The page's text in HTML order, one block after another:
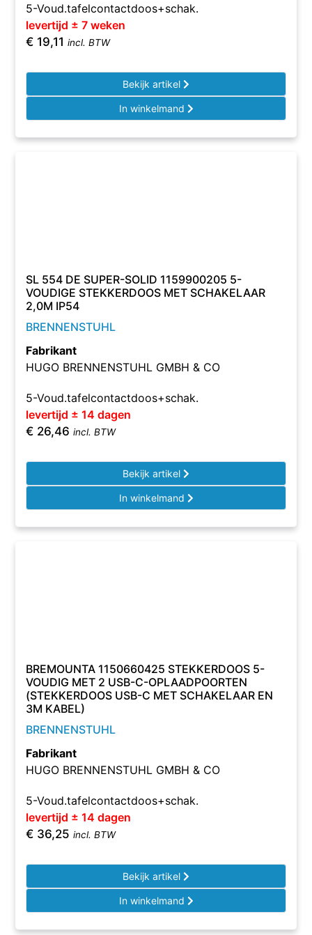
5-Voud.tafelcontactdoos+schak.
levertijd ± 7 weken
€ 19,11 incl. BTW
Bekijk artikel
In winkelmand
SL 554 DE SUPER-SOLID 1159900205 5-
VOUDIGE STEKKERDOOS MET SCHAKELAAR
2,0M IP54
BRENNENSTUHL
Fabrikant
HUGO BRENNENSTUHL GMBH & CO
5-Voud.tafelcontactdoos+schak.
levertijd ± 14 dagen
€ 26,46 incl. BTW
Bekijk artikel
In winkelmand
BREMOUNTA 1150660425 STEKKERDOOS 5-
VOUDIG MET 2 USB-C-OPLAADPOORTEN
(STEKKERDOOS USB-C MET SCHAKELAAR EN
3M KABEL)
BRENNENSTUHL
Fabrikant
HUGO BRENNENSTUHL GMBH & CO
5-Voud.tafelcontactdoos+schak.
levertijd ± 14 dagen
€ 36,25 incl. BTW
Bekijk artikel
In winkelmand